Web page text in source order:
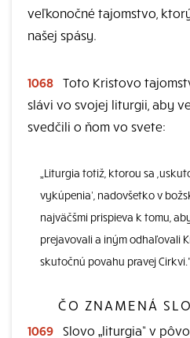
veľkonočné tajomstvo,
našej spásy.
1068 Toto Kristovo
slávi vo svojej liturgii, aby
svedčili o ňom vo svete:
„Liturgia totiž, ktorou sa
vykúpenia‘, nadovšetko v
najväčšmi prispieva k tomu,
prejavovali a iným odhaľovali
skutočnú povahu pravej Cirkvi.“
ČO ZNAMENÁ
1069 Slovo „liturgia“ v